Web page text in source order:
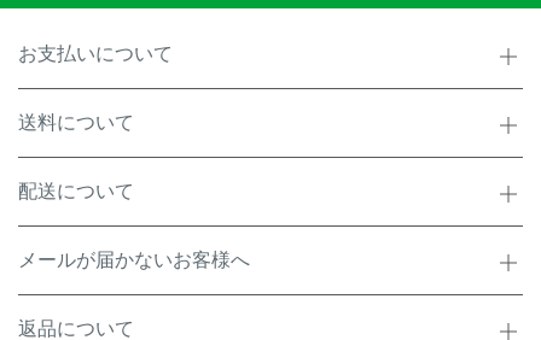
お支払いについて
送料について
配送について
メールが届かないお客様へ
返品について